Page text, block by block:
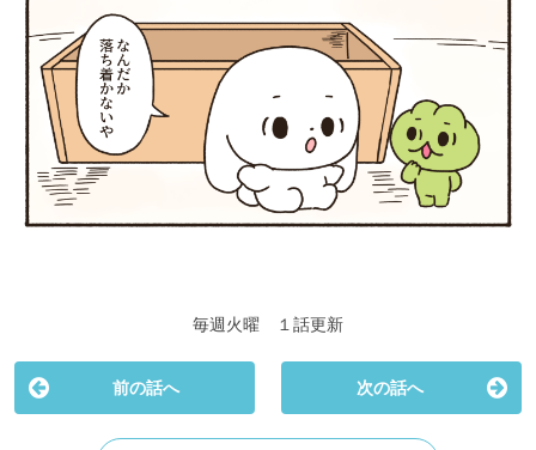
毎週火曜 １話更新
前の話へ 次の話へ